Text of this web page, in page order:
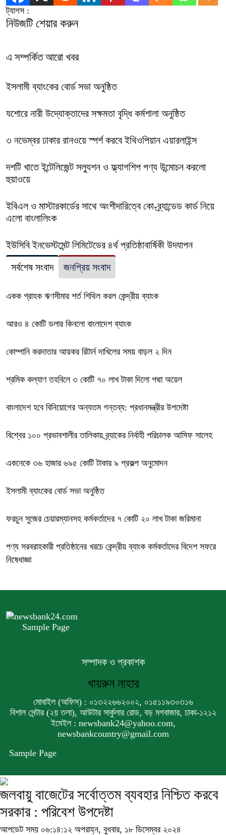
ট্যাগস :
নিউজটি শেয়ার করুন
এ সম্পর্কিত আরো খবর
ইসলামী ব্যাংকের বোর্ড সভা অনুষ্ঠিত
যশোরে নারী উদ্যোক্তাদের সক্ষমতা বৃদ্ধি কর্মশালা অনুষ্ঠিত
৩ নভেম্বর ঢাকার রানওয়ে স্পর্শ করবে ইথিওপিয়ান এয়ারলাইন্স
দশটি খাতে ইন্টেলিজেন্ট সল্যুশন ও ফ্ল্যাগশিপ পণ্য উন্মোচন করলো
হুয়াওয়ে
ইবিএল ও মাস্টারকার্ডের সাথে অংশীদারিত্বে কো-ব্র্যান্ডেড কার্ড নিয়ে
এলো বাংলালিংক
ইউসিবি ইনভেস্টমেন্ট লিমিটেডের ৪র্থ প্রতিষ্ঠাবার্ষিকী উদযাপন
সর্বশেষ সংবাদ
জনপ্রিয় সংবাদ
একক গ্রাহক ঋণসীমার শর্ত শিথিল করল কেন্দ্রীয় ব্যাংক
আরও ৪ কোটি ডলার কিনলো বাংলাদেশ ব্যাংক
কোম্পানি করদাতার আয়কর রিটার্ন দাখিলের সময় বাড়ল ২ দিন
শ্রমিক কল্যাণ তহবিলে ৩ কোটি ৭০ লাখ টাকা দিলো পদ্মা অয়েল
বাংলাদেশ হবে বিনিয়োগের অন্যতম গন্তব্য: প্রধানমন্ত্রীর উপদেষ্টা
বিশ্বের ১০০ প্রভাবশালীর তালিকায় ব্র্যাকের নির্বাহী পরিচালক আসিফ সালেহ
একনেকে ৩৬ হাজার ৬৯৫ কোটি টাকার ৯ প্রকল্প অনুমোদন
ইসলামী ব্যাংকের বোর্ড সভা অনুষ্ঠিত
ফরচুন সুজের চেয়ারম্যানসহ কর্মকর্তাদের ৭ কোটি ২০ লাখ টাকা জরিমানা
পণ্য সরবরাহকারী প্রতিষ্ঠানের খরচে কেন্দ্রীয় ব্যাংক কর্মকর্তাদের বিদেশ সফরে
নিষেধাজ্ঞা
Sample Page
সম্পাদক ও প্রকাশক
খায়রুন নাহার
মোবাইল (অফিস) : ০১৩২২৬৬২০০২, ০১৫১১৯৩০৩১৬
বিশাল সেন্টার (২য় তলা), আউটার সার্কুলার রোড, বড় মগবাজার, ঢাকা-১২১২
ইমেইল : newsbank24@yahoo.com,
newsbankcountry@gmail.com
Sample Page
জলবায়ু বাজেটের সর্বোত্তম ব্যবহার নিশ্চিত করবে
সরকার : পরিবেশ উপদেষ্টা
আপডেট সময় ০৬:১৪:১২ অপরাহ্ন, বুধবার, ১৮ ডিসেম্বর ২০২৪